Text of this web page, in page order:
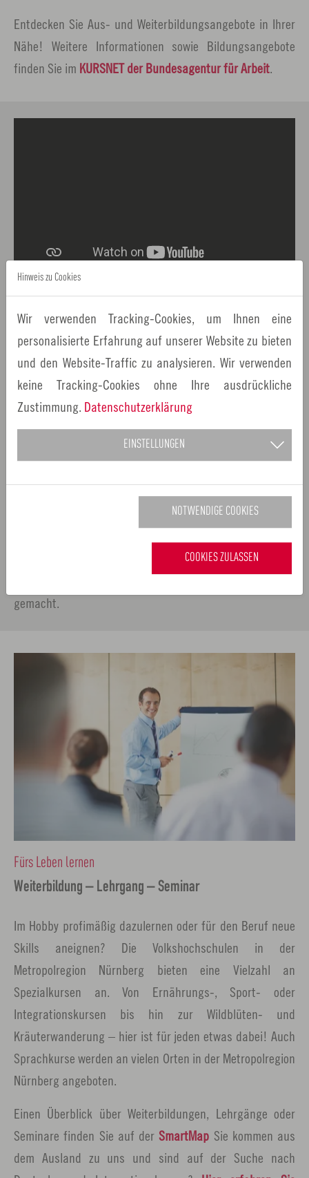
Entdecken Sie Aus- und Weiterbildungsangebote in Ihrer
Nähe! Weitere Informationen sowie Bildungsangebote
finden Sie im KURSNET der Bundesagentur für Arbeit.
Hohes regionales Entwicklungspotenzial durch
wissenschaftlichen Nachwuchs
Welches Studium hat am meisten Zukunft?
Gut ausgebildeter wissenschaftlicher Nachwuchs sichert
das regionale Entwicklungspotenzial. Rund 9.000
Hochschulabsolventen und 1.500 Doktoranden verlassen
jährlich die Hochschulen der Region. Die Metropolregion
Ingenieursdichte und überdurchschnittlich viele
Patentanmeldungen. Die beeindruckenden Leistungen an
Initiative Innovationskunst
gemacht.
Weiterbildung – Lehrgang – Seminar
Fürs Leben lernen
Im Hobby profimäßig dazulernen oder für den Beruf neue
Skills aneignen? Die Volkshochschulen in der
Metropolregion Nürnberg bieten eine Vielzahl an
Spezialkursen an. Von Ernährungs-, Sport- oder
Integrationskursen bis hin zur Wildblüten- und
Kräuterwanderung – hier ist für jeden etwas dabei! Auch
Sprachkurse werden an vielen Orten in der Metropolregion
Nürnberg angeboten.
Einen Überblick über Weiterbildungen, Lehrgänge oder
Seminare finden Sie auf der SmartMap Sie kommen aus
dem Ausland zu uns und sind auf der Suche nach
Hinweis zu Cookies
Wir verwenden Tracking-Cookies, um Ihnen eine
personalisierte Erfahrung auf unserer Website zu bieten
und den Website-Traffic zu analysieren. Wir verwenden
keine Tracking-Cookies ohne Ihre ausdrückliche
Zustimmung. Datenschutzerklärung
EINSTELLUNGEN
NOTWENDIGE COOKIES
COOKIES ZULASSEN